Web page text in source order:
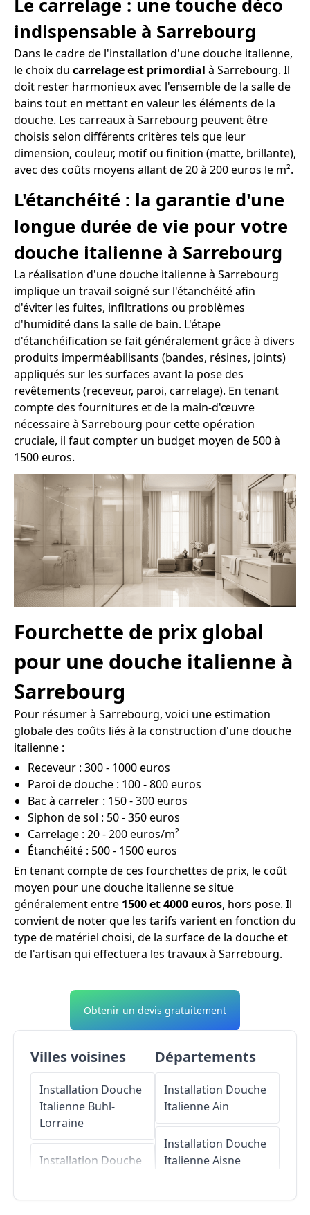
Le carrelage : une touche déco
indispensable à Sarrebourg
Dans le cadre de l'installation d'une douche italienne,
le choix du carrelage est primordial à Sarrebourg. Il
doit rester harmonieux avec l'ensemble de la salle de
bains tout en mettant en valeur les éléments de la
douche. Les carreaux à Sarrebourg peuvent être
choisis selon différents critères tels que leur
dimension, couleur, motif ou finition (matte, brillante),
avec des coûts moyens allant de 20 à 200 euros le m².
L'étanchéité : la garantie d'une
longue durée de vie pour votre
douche italienne à Sarrebourg
La réalisation d'une douche italienne à Sarrebourg
implique un travail soigné sur l'étanchéité afin
d'éviter les fuites, infiltrations ou problèmes
d'humidité dans la salle de bain. L'étape
d'étanchéification se fait généralement grâce à divers
produits imperméabilisants (bandes, résines, joints)
appliqués sur les surfaces avant la pose des
revêtements (receveur, paroi, carrelage). En tenant
compte des fournitures et de la main-d'œuvre
nécessaire à Sarrebourg pour cette opération
cruciale, il faut compter un budget moyen de 500 à
1500 euros.
Fourchette de prix global
pour une douche italienne à
Sarrebourg
Pour résumer à Sarrebourg, voici une estimation
globale des coûts liés à la construction d'une douche
italienne :
Receveur : 300 - 1000 euros
Paroi de douche : 100 - 800 euros
Bac à carreler : 150 - 300 euros
Siphon de sol : 50 - 350 euros
Carrelage : 20 - 200 euros/m²
Étanchéité : 500 - 1500 euros
En tenant compte de ces fourchettes de prix, le coût
moyen pour une douche italienne se situe
généralement entre 1500 et 4000 euros, hors pose. Il
convient de noter que les tarifs varient en fonction du
type de matériel choisi, de la surface de la douche et
de l'artisan qui effectuera les travaux à Sarrebourg.
Obtenir un devis gratuitement
Villes voisines
Installation Douche
Italienne Buhl-
Lorraine
Installation Douche
Départements
Installation Douche
ItalienneAin
Installation Douche
ItalienneAisne
Installation Douche